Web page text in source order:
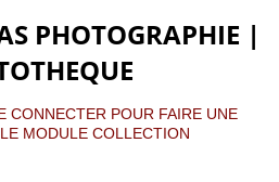
PHOTOGRAPHIE |
CONNECTER POUR FAIRE UNE
MODULE COLLECTION